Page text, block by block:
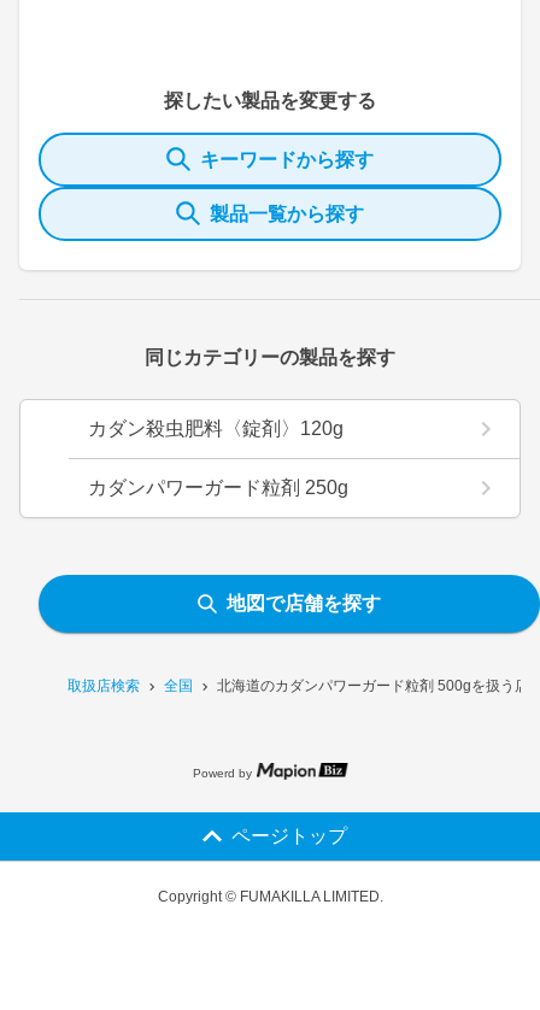
取扱店検索 全国 北海道のカダンパワーガード粒剤 500gを扱う店
探したい製品を変更する
キーワードから探す
製品一覧から探す
同じカテゴリーの製品を探す
カダン殺虫肥料〈錠剤〉120g
カダンパワーガード粒剤 250g
地図で店舗を探す
Powerd by
ページトップ
Copyright © FUMAKILLA LIMITED.